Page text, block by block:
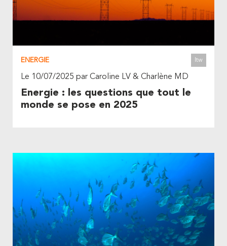
ENERGIE Itw
Le 10/07/2025 par Caroline LV & Charlène MD
Energie : les questions que tout le
monde se pose en 2025